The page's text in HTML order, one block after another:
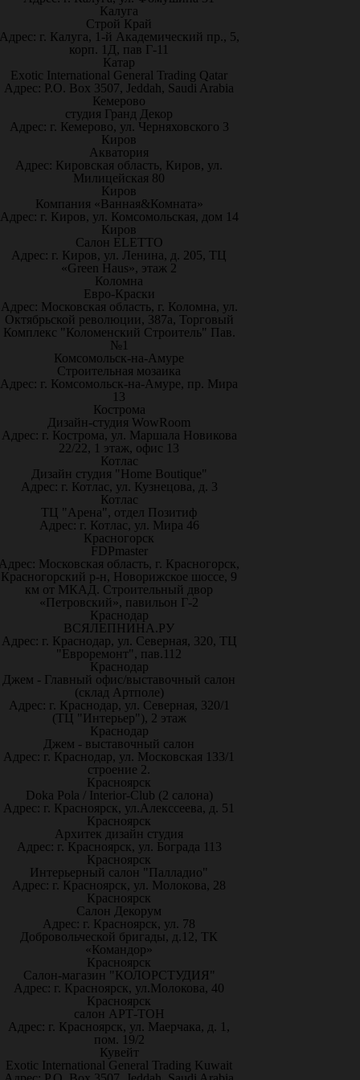
Калуга
Строй Край
г. Калуга, 1-й Академический пр., 5,
корп. 1Д, пав Г-11
Катар
Exotic International General Trading Qatar
Адрес: P.O. Box 3507, Jeddah, Saudi Arabia
Кемерово
студия Гранд Декор
Адрес: г. Кемерово, ул. Черняховского 3
Киров
Акватория
Адрес: Кировская область, Киров, ул.
Милицейская 80
Киров
Компания «Ванная&Комната»
Адрес: г. Киров, ул. Комсомольская, дом 14
Киров
Салон ELETTO
Адрес: г. Киров, ул. Ленина, д. 205, ТЦ
«Green Haus», этаж 2
Коломна
Евро-Краски
Адрес: Московская область, г. Коломна, ул.
Октябрьской революции, 387а, Торговый
Комплекс "Коломенский Строитель" Пав.
№1
Комсомольск-на-Амуре
Строительная мозаика
Адрес: г. Комсомольск-на-Амуре, пр. Мира
13
Кострома
Дизайн-студия WowRoom
Адрес: г. Кострома, ул. Маршала Новикова
22/22, 1 этаж, офис 13
Котлас
Дизайн студия "Home Boutique"
Адрес: г. Котлас, ул. Кузнецова, д. 3
Котлас
ТЦ "Арена", отдел Позитиф
Адрес: г. Котлас, ул. Мира 46
Красногорск
FDPmaster
Московская область, г. Красногорск,
Красногорский р-н, Новорижское шоссе, 9
км от МКАД. Строительный двор
«Петровский», павильон Г-2
Краснодар
ВСЯЛЕПНИНА.РУ
Адрес: г. Краснодар, ул. Северная, 320, ТЦ
"Евроремонт", пав.112
Краснодар
Джем - Главный офис/выставочный салон
(склад Артполе)
Адрес: г. Краснодар, ул. Северная, 320/1
(ТЦ "Интерьер"), 2 этаж
Краснодар
Джем - выставочный салон
Адрес: г. Краснодар, ул. Московская 133/1
строение 2.
Красноярск
Doka Pola / Interior-Club (2 салона)
Адрес: г. Красноярск, ул.Алекссеева, д. 51
Красноярск
Архитек дизайн студия
Адрес: г. Красноярск, ул. Бограда 113
Красноярск
Интерьерный салон "Палладио"
Адрес: г. Красноярск, ул. Молокова, 28
Красноярск
Салон Декорум
Адрес: г. Красноярск, ул. 78
Добровольческой бригады, д.12, ТК
«Командор»
Красноярск
Салон-магазин "КОЛОРСТУДИЯ"
Адрес: г. Красноярск, ул.Молокова, 40
Красноярск
салон АРТ-ТОН
Адрес: г. Красноярск, ул. Маерчака, д. 1,
пом. 19/2
Кувейт
Exotic International General Trading Kuwait